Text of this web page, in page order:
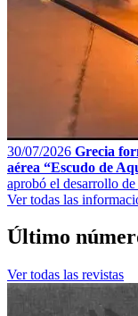
30/07/2026 Grecia
aérea “Escudo de
aprobó el desarrollo de
Ver todas las
Último
Ver todas las revistas